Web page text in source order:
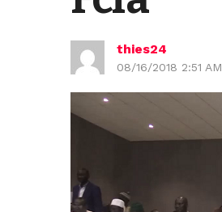
thies24
08/16/2018 2:51 AM